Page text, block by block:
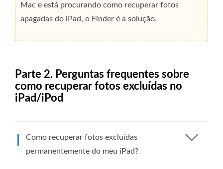
Mac e está procurando como recuperar fotos
apagadas do iPad, o Finder é a solução.
Parte 2. Perguntas frequentes sobre
como recuperar fotos excluídas no
iPad/iPod
Como recuperar fotos excluídas
permanentemente do meu iPad?